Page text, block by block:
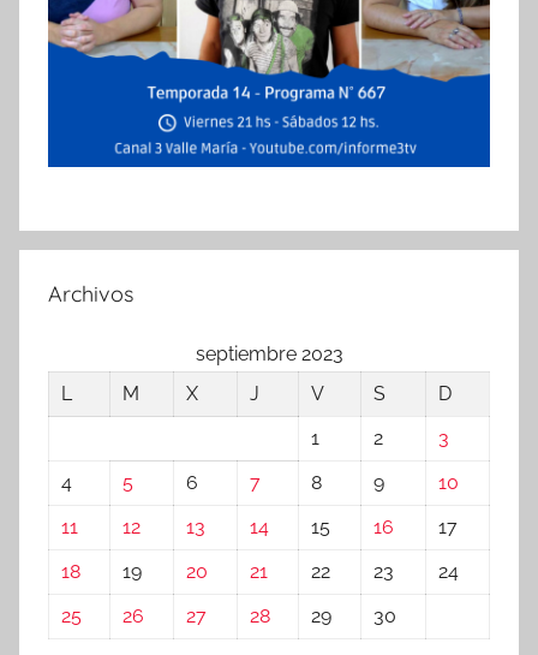
Archivos
septiembre 2023
L
M X J V S
D
1
2
3
4
5 6 7 8 9
10
11
12 13 14 15 16
17
18
19 20 21 22 23
24
25
26 27 28 29 30